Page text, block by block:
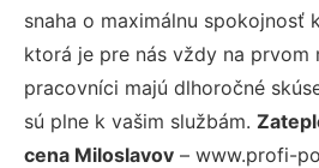
snaha o maximálnu spokojnosť
ktorá je pre nás vždy na prvom
pracovníci majú dlhoročné
sú plne k vašim službám.
cena Miloslavov – www.profi-